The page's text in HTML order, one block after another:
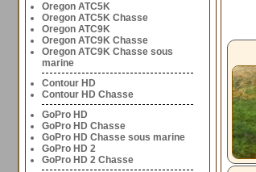
Oregon ATC5K
Oregon ATC5K Chasse
Oregon ATC9K
Oregon ATC9K Chasse
Oregon ATC9K Chasse sous
marine
Contour HD
Contour HD Chasse
GoPro HD
GoPro HD Chasse
GoPro HD Chasse sous marine
GoPro HD 2
GoPro HD 2 Chasse